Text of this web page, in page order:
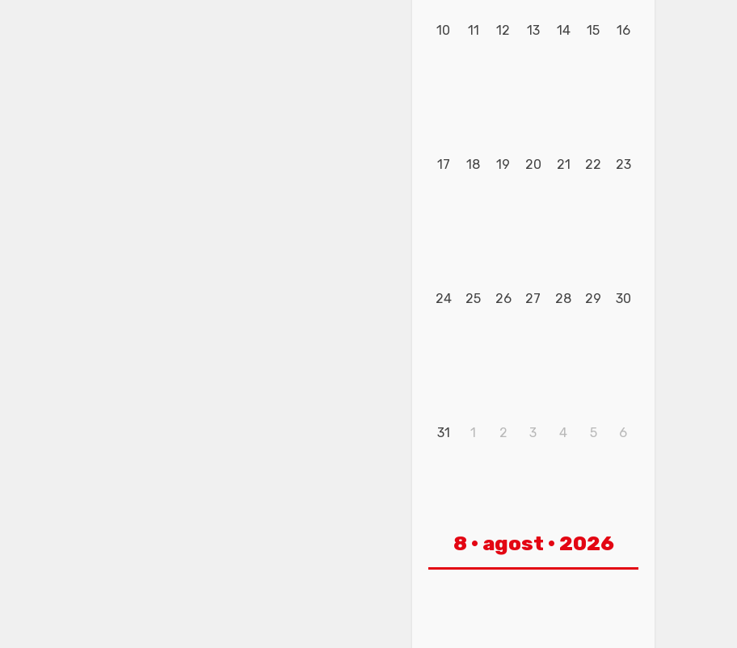
10 11 12 13 14 15 16
17 18 19 20 21 22 23
24 25 26 27 28 29 30
31 1 2 3 4 5 6
8 · agost · 2026